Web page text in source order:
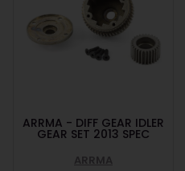
ARRMA - DIFF GEAR IDLER
GEAR SET 2013 SPEC
ARRMA